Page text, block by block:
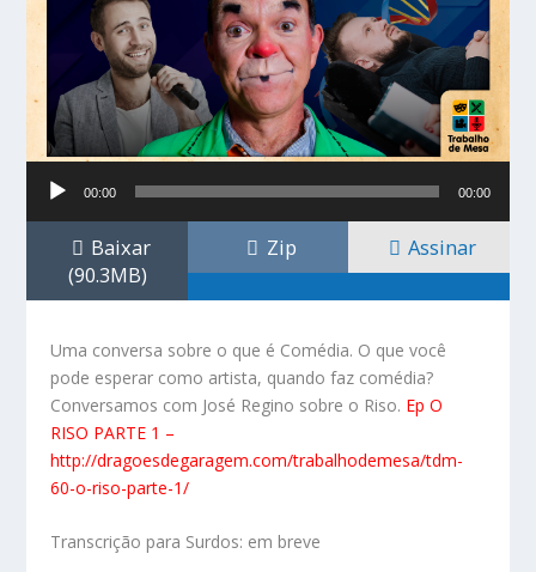
Tocador
00:00 00:00
Baixar
(90.3MB)
Zip Assinar
Uma conversa sobre o que é Comédia. O que você
pode esperar como artista, quando faz comédia?
Conversamos com José Regino sobre o Riso. Ep O
RISO PARTE 1 –
http://dragoesdegaragem.com/trabalhodemesa/tdm-
60-o-riso-parte-1/
Transcrição para Surdos: em breve